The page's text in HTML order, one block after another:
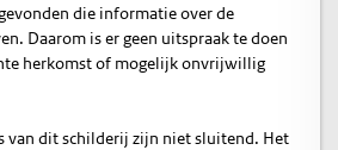
die informatie over de
Daarom is er geen uitspraak te doen
herkomst of mogelijk onvrijwillig
van dit schilderij zijn niet sluitend. Het